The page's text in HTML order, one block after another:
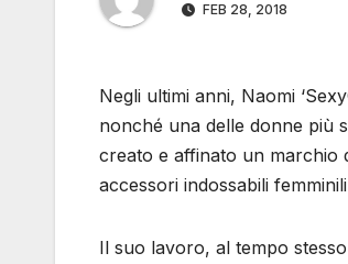
FEB 28, 2018
Negli ultimi anni, Naomi
nonché una delle donne più
creato e affinato un marchio
accessori indossabili
Il suo lavoro, al tempo